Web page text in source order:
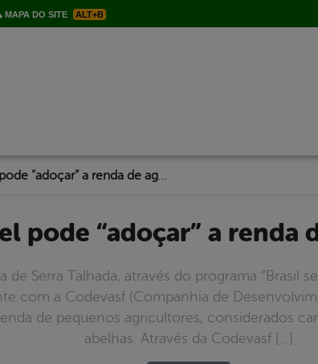
MAPA DO SITE ALT+B
pode “adoçar” a
Serra Talhada, através do programa “Brasil
com a Codevasf (Companhia de
de pequenos agricultores, considerados
abelhas. Através da Codevasf […]